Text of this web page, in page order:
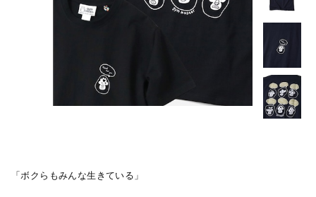
「ボクらもみんな生きている」